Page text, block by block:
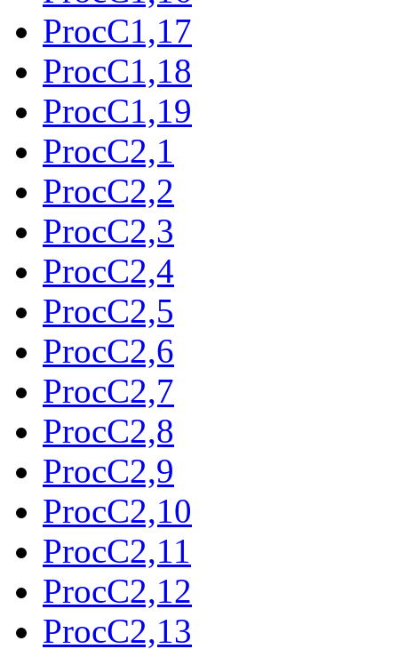
ProcC1,17
ProcC1,18
ProcC1,19
ProcC2,1
ProcC2,2
ProcC2,3
ProcC2,4
ProcC2,5
ProcC2,6
ProcC2,7
ProcC2,8
ProcC2,9
ProcC2,10
ProcC2,11
ProcC2,12
ProcC2,13